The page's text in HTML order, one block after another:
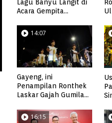
Lagu Banyu Langit di
Acara Gempita
14:07
Gayeng, ini
Penampilan Ronthek
Laskar Gajah Gumilap
16:15